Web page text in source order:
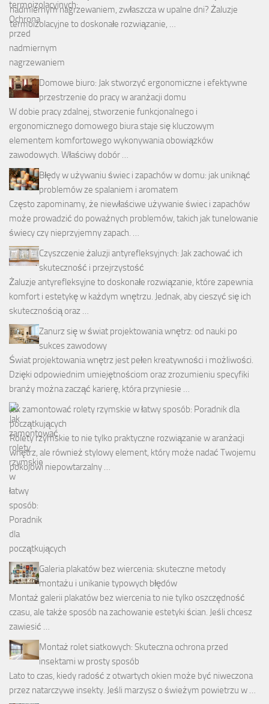
nadmiernym nagrzewaniem, zwłaszcza w upalne dni? Żaluzje
termoizolacyjne to doskonałe rozwiązanie, …
Domowe biuro: Jak stworzyć ergonomiczne i efektywne
przestrzenie do pracy w aranżacji domu
W dobie pracy zdalnej, stworzenie funkcjonalnego i
ergonomicznego domowego biura staje się kluczowym
elementem komfortowego wykonywania obowiązków
zawodowych. Właściwy dobór …
Błędy w używaniu świec i zapachów w domu: jak uniknąć
problemów ze spalaniem i aromatem
Często zapominamy, że niewłaściwe używanie świec i zapachów
może prowadzić do poważnych problemów, takich jak tunelowanie
świecy czy nieprzyjemny zapach. …
Czyszczenie żaluzji antyrefleksyjnych: Jak zachować ich
skuteczność i przejrzystość
Żaluzje antyrefleksyjne to doskonałe rozwiązanie, które zapewnia
komfort i estetykę w każdym wnętrzu. Jednak, aby cieszyć się ich
skutecznością oraz …
Zanurz się w świat projektowania wnętrz: od nauki po
sukces zawodowy
Świat projektowania wnętrz jest pełen kreatywności i możliwości.
Dzięki odpowiednim umiejętnościom oraz zrozumieniu specyfiki
branży można zacząć karierę, która przyniesie …
Jak zamontować rolety rzymskie w łatwy sposób: Poradnik dla
początkujących
Rolety rzymskie to nie tylko praktyczne rozwiązanie w aranżacji
wnętrz, ale również stylowy element, który może nadać Twojemu
pokojowi niepowtarzalny …
Galeria plakatów bez wiercenia: skuteczne metody
montażu i unikanie typowych błędów
Montaż galerii plakatów bez wiercenia to nie tylko oszczędność
czasu, ale także sposób na zachowanie estetyki ścian. Jeśli chcesz
zawiesić …
Montaż rolet siatkowych: Skuteczna ochrona przed
insektami w prosty sposób
Lato to czas, kiedy radość z otwartych okien może być niweczona
przez natarczywe insekty. Jeśli marzysz o świeżym powietrzu w …